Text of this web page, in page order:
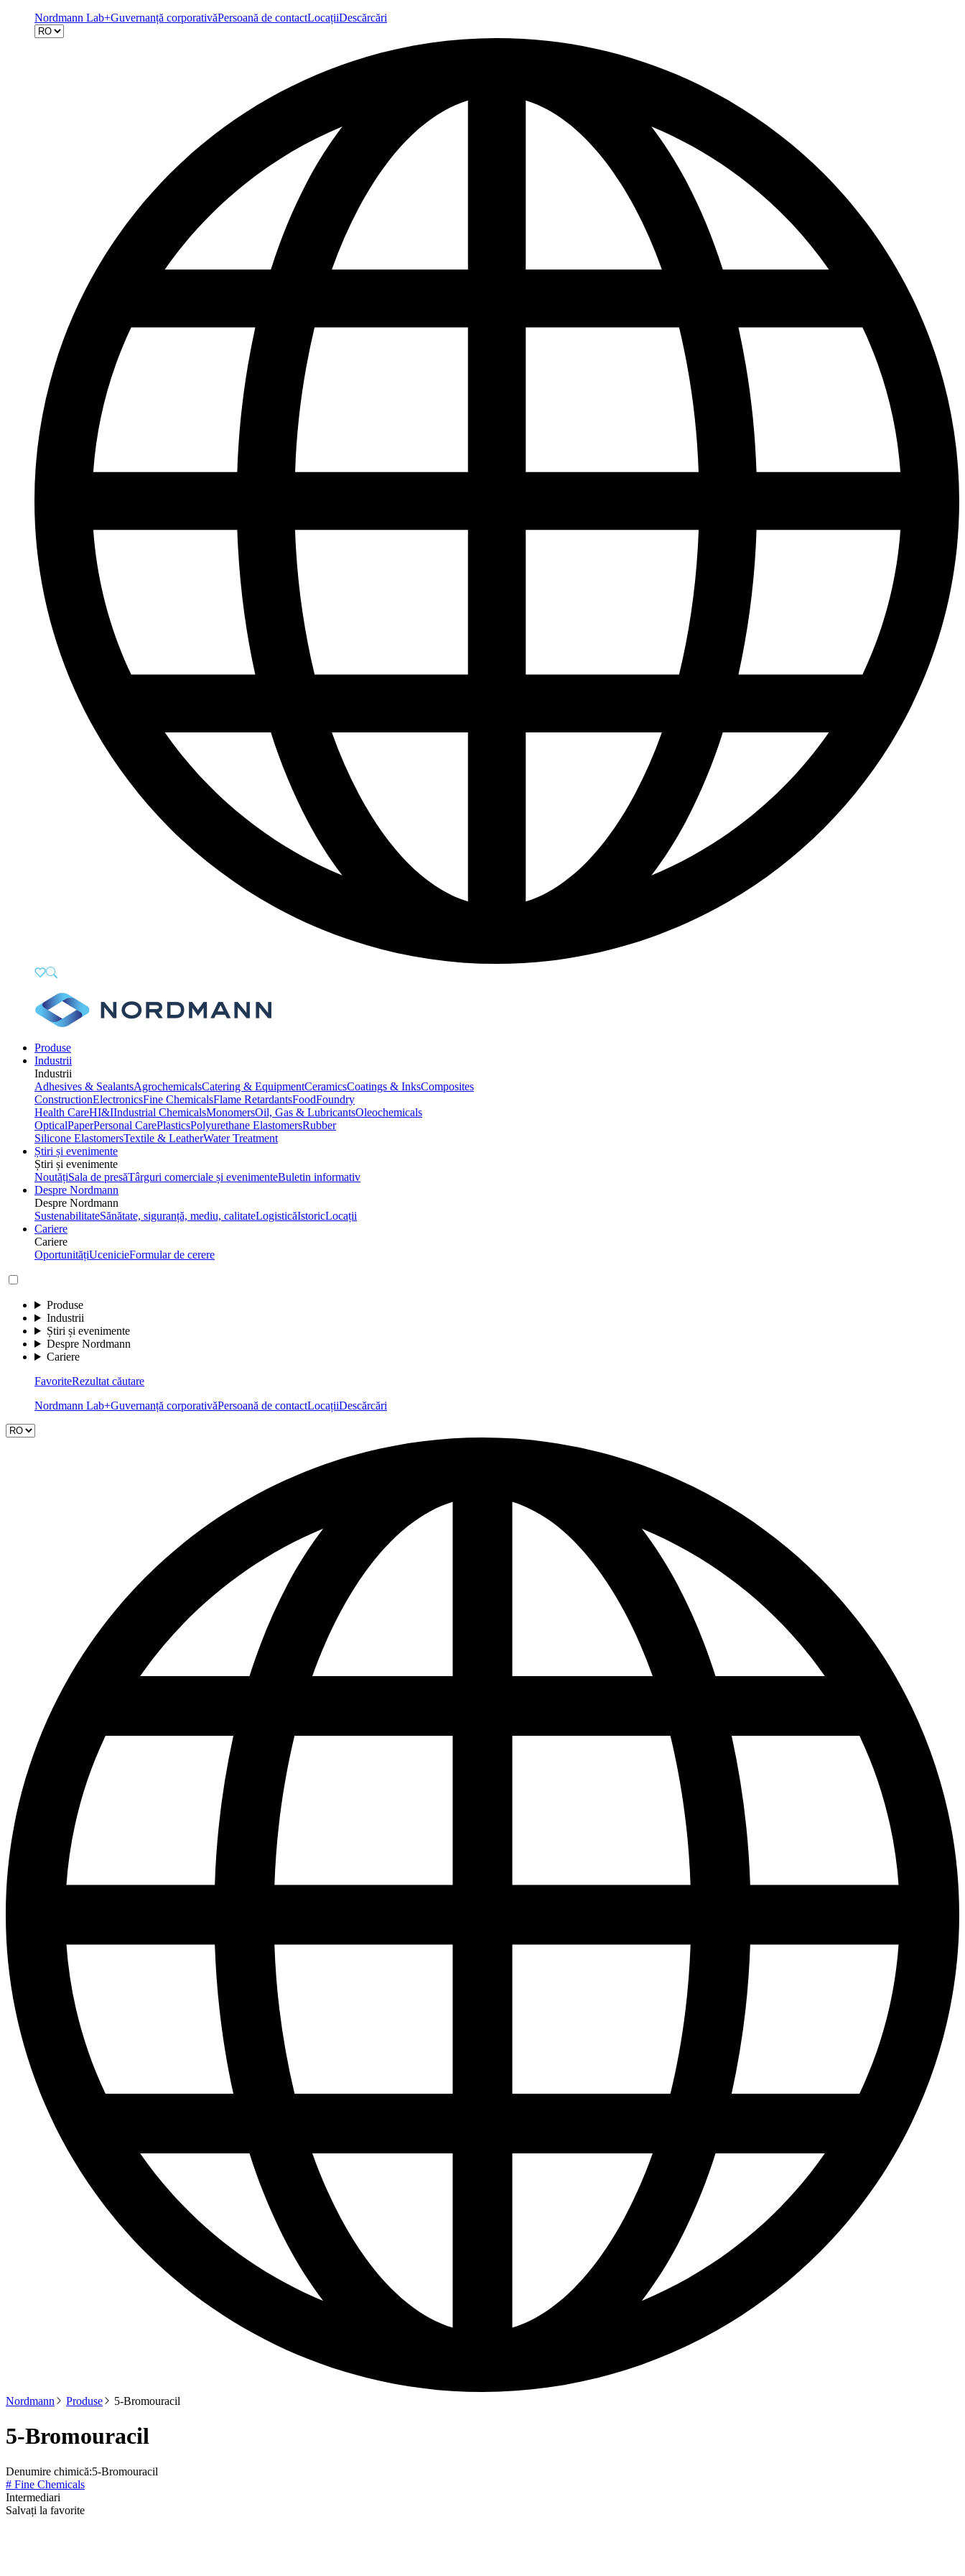
Nordmann Lab+Guvernanță corporativăPersoană de contactLocațiiDescărcări
Produse
Industrii
Industrii
Adhesives & SealantsAgrochemicalsCatering & EquipmentCeramicsCoatings & InksComposites
ConstructionElectronicsFine ChemicalsFlame RetardantsFoodFoundry
Health CareHI&IIndustrial ChemicalsMonomersOil, Gas & LubricantsOleochemicals
OpticalPaperPersonal CarePlasticsPolyurethane ElastomersRubber
Silicone ElastomersTextile & LeatherWater Treatment
Știri și evenimente
Știri și evenimente
NoutățiSala de presăTârguri comerciale și evenimenteBuletin informativ
Despre Nordmann
Despre Nordmann
SustenabilitateSănătate, siguranță, mediu, calitateLogisticăIstoricLocații
Cariere
Cariere
OportunitățiUcenicieFormular de cerere
Produse
Industrii
Știri și evenimente
Despre Nordmann
Cariere
FavoriteRezultat căutare
Nordmann Lab+Guvernanță corporativăPersoană de contactLocațiiDescărcări
Nordmann Produse 5-Bromouracil
5-Bromouracil
Denumire chimică:5-Bromouracil
# Fine Chemicals
Intermediari
Salvați la favorite